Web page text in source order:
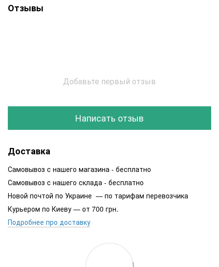
Отзывы
Добавьте первый отзыв
Написать отзыв
Доставка
Самовывоз с нашего магазина - бесплатно
Самовывоз с нашего склада - бесплатно
Новой почтой по Украине — по тарифам перевозчика
Курьером по Киеву — от 700 грн.
Подробнее про доставку